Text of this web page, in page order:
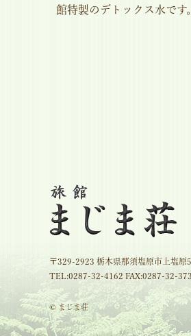
館特製のデトックス水です。
〒329-2923 栃木県那須塩原市上塩原
TEL:0287-32-4162 FAX:0287-32-
© まじま荘